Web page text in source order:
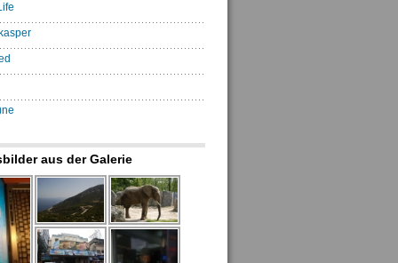
aus der Galerie